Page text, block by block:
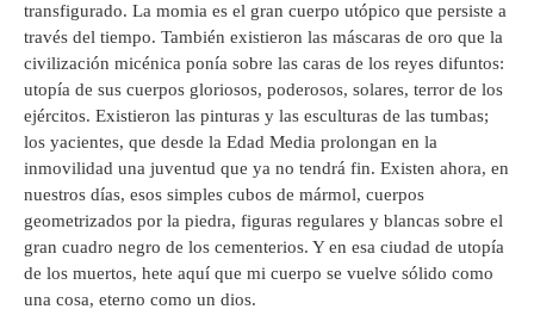
transfigurado. La momia es el gran cuerpo utópico que persiste a
través del tiempo. También existieron las máscaras de oro que la
civilización micénica ponía sobre las caras de los reyes difuntos:
utopía de sus cuerpos gloriosos, poderosos, solares, terror de los
ejércitos. Existieron las pinturas y las esculturas de las tumbas;
los yacientes, que desde la Edad Media prolongan en la
inmovilidad una juventud que ya no tendrá fin. Existen ahora, en
nuestros días, esos simples cubos de mármol, cuerpos
geometrizados por la piedra, figuras regulares y blancas sobre el
gran cuadro negro de los cementerios. Y en esa ciudad de utopía
de los muertos, hete aquí que mi cuerpo se vuelve sólido como
una cosa, eterno como un dios.